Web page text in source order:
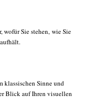
Sie stehen, wie Sie
klassischen Sinne und
Blick auf Ihren visuellen